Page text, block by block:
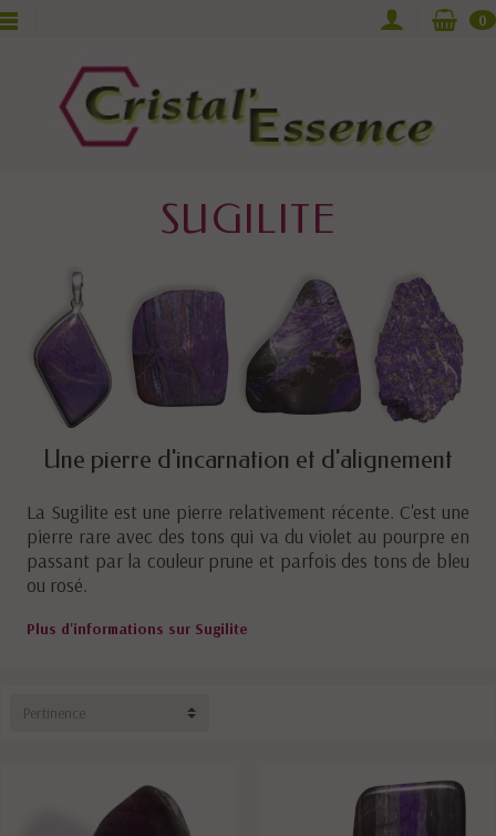
0
SUGILITE
Une pierre d'incarnation et d'alignement
La Sugilite est une pierre relativement récente. C'est une
pierre rare avec des tons qui va du violet au pourpre en
passant par la couleur prune et parfois des tons de bleu
ou rosé.
Plus d'informations sur Sugilite
Pertinence